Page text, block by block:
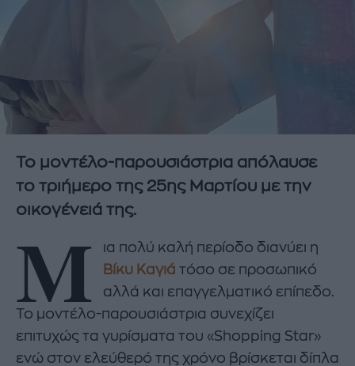
Το μοντέλο-παρουσιάστρια απόλαυσε
το τριήμερο της 25ης Μαρτίου με την
οικογένειά της.
Μ
ια πολύ καλή περίοδο διανύει η
Βίκυ Καγιά τόσο σε προσωπικό
αλλά και επαγγελματικό επίπεδο.
Το μοντέλο-παρουσιάστρια συνεχίζει
επιτυχώς τα γυρίσματα του «Shopping Star»
ενώ στον ελεύθερό της χρόνο βρίσκεται δίπλα